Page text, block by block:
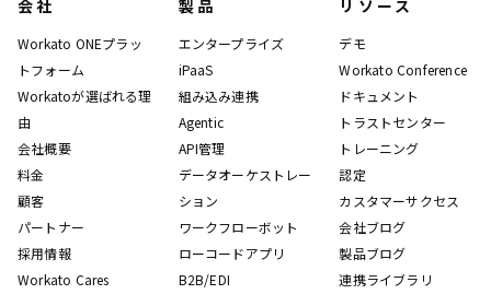
会社
Workato ONEプラッ
トフォーム
Workatoが選ばれる理
由
会社概要
料金
顧客
パートナー
採用情報
Workato Cares
製品
エンタープライズ
iPaaS
組み込み連携
Agentic
API管理
データオーケストレー
ション
ワークフローボット
ローコードアプリ
B2B/EDI
リソース
デモ
Workato Conference
ドキュメント
トラストセンター
トレーニング
認定
カスタマーサクセス
会社ブログ
製品ブログ
連携ライブラリ